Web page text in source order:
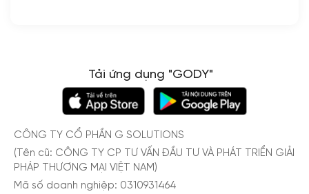
Tải ứng dụng "GODY"
CÔNG TY CỔ PHẦN G SOLUTIONS
(Tên cũ: CÔNG TY CP TƯ VẤN ĐẦU TƯ VÀ PHÁT TRIỂN GIẢI
PHÁP THƯƠNG MẠI VIỆT NAM)
Mã số doanh nghiệp: 0310931464